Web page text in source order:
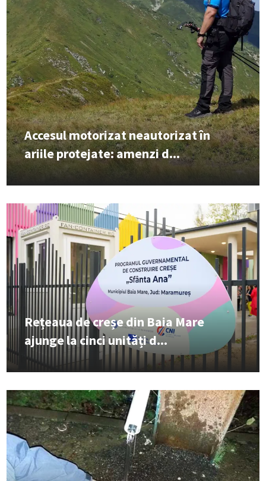
Accesul motorizat neautorizat în
ariile protejate: amenzi d...
Rețeaua de creșe din Baia Mare
ajunge la cinci unități d...